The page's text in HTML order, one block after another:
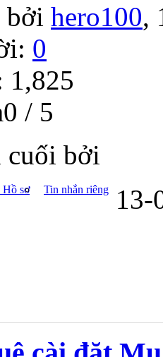
bởi hero100,
0
1,825
/ 5
cuối bởi
Hồ sơ
Tin nhắn riêng